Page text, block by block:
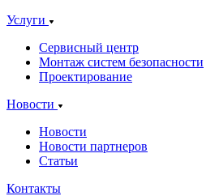
Услуги
Сервисный центр
Монтаж систем безопасности
Проектирование
Новости
Новости
Новости партнеров
Статьи
Контакты